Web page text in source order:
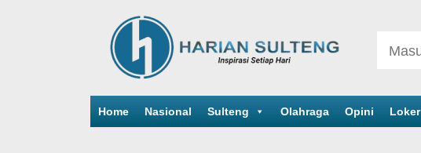
Home Nasional Sulteng Olahraga Opini Loker